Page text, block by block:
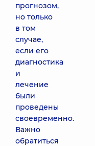
прогнозом,
но только
в том
случае,
если его
диагностика
и
лечение
были
проведены
своевременно.
Важно
обратиться